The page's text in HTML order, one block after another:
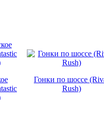
Гонки по шоссе
Rush)